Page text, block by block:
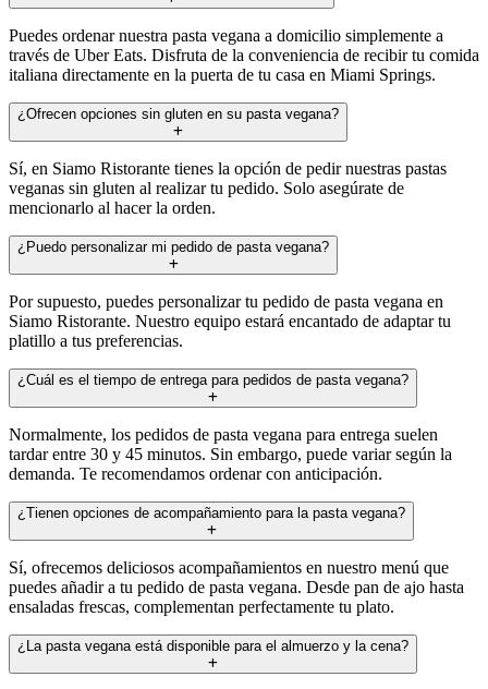
Puedes ordenar nuestra pasta vegana a domicilio simplemente a
través de Uber Eats. Disfruta de la conveniencia de recibir tu comida
italiana directamente en la puerta de tu casa en Miami Springs.
¿Ofrecen opciones sin gluten en su pasta vegana?
Sí, en Siamo Ristorante tienes la opción de pedir nuestras pastas
veganas sin gluten al realizar tu pedido. Solo asegúrate de
mencionarlo al hacer la orden.
¿Puedo personalizar mi pedido de pasta vegana?
Por supuesto, puedes personalizar tu pedido de pasta vegana en
Siamo Ristorante. Nuestro equipo estará encantado de adaptar tu
platillo a tus preferencias.
¿Cuál es el tiempo de entrega para pedidos de pasta vegana?
Normalmente, los pedidos de pasta vegana para entrega suelen
tardar entre 30 y 45 minutos. Sin embargo, puede variar según la
demanda. Te recomendamos ordenar con anticipación.
¿Tienen opciones de acompañamiento para la pasta vegana?
Sí, ofrecemos deliciosos acompañamientos en nuestro menú que
puedes añadir a tu pedido de pasta vegana. Desde pan de ajo hasta
ensaladas frescas, complementan perfectamente tu plato.
¿La pasta vegana está disponible para el almuerzo y la cena?